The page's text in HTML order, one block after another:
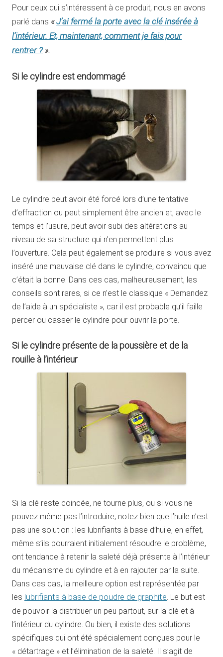
Pour ceux qui s’intéressent à ce produit, nous en avons
parlé dans «J’ai fermé la porte avec la clé insérée à
l’intérieur. Et, maintenant, comment je fais pour
rentrer ?».
Si le cylindre est endommagé
Le cylindre peut avoir été forcé lors d’une tentative
d’effraction ou peut simplement être ancien et, avec le
temps et l’usure, peut avoir subi des altérations au
niveau de sa structure qui n’en permettent plus
l’ouverture. Cela peut également se produire si vous avez
inséré une mauvaise clé dans le cylindre, convaincu que
c’était la bonne. Dans ces cas, malheureusement, les
conseils sont rares, si ce n’est le classique « Demandez
de l’aide à un spécialiste », car il est probable qu’il faille
percer ou casser le cylindre pour ouvrir la porte.
Si le cylindre présente de la poussière et de la
rouille à l’intérieur
Si la clé reste coincée, ne tourne plus, ou si vous ne
pouvez même pas l’introduire, notez bien que l’huile n’est
pas une solution : les lubrifiants à base d’huile, en effet,
même s’ils pourraient initialement résoudre le problème,
ont tendance à retenir la saleté déjà présente à l’intérieur
du mécanisme du cylindre et à en rajouter par la suite.
Dans ces cas, la meilleure option est représentée par
les lubrifiants à base de poudre de graphite. Le but est
de pouvoir la distribuer un peu partout, sur la clé et à
l’intérieur du cylindre. Ou bien, il existe des solutions
spécifiques qui ont été spécialement conçues pour le
« détartrage » et l’élimination de la saleté. Il s’agit de